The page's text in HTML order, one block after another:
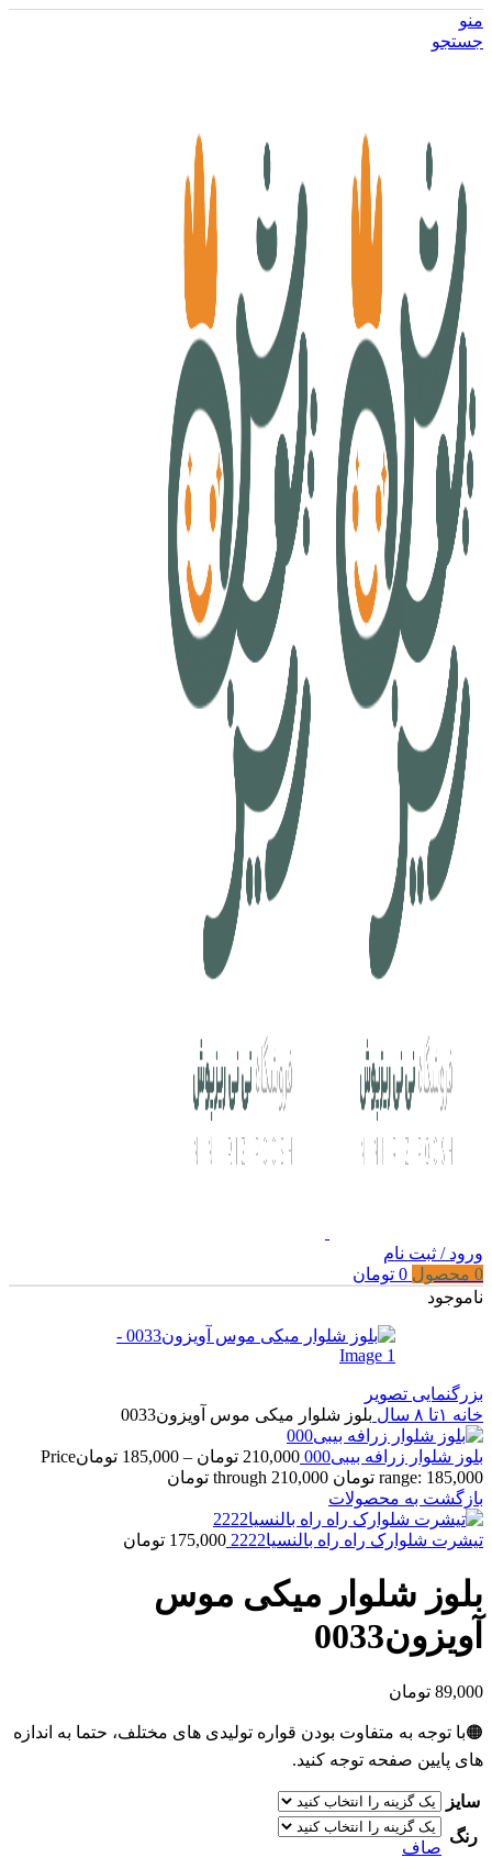
منو
جستجو
ورود / ثبت نام
0 محصول 0 تومان
ناموجود
بزرگنمایی تصویر
خانه ۱تا ۸ سال بلوز شلوار میکی موس آویزون0033
بلوز شلوار زرافه بیبی000 210,000 تومان –
185,000 تومانPrice
range: 185,000 تومان through 210,000 تومان
بازگشت به محصولات
تیشرت شلوارک راه راه بالنسیا2222 175,000 تومان
بلوز شلوار میکی موس
آویزون0033
89,000 تومان
🟠با توجه به متفاوت بودن قواره تولیدی های مختلف، حتما به اندازه
های پایین صفحه توجه کنید.
سایز
رنگ
صاف